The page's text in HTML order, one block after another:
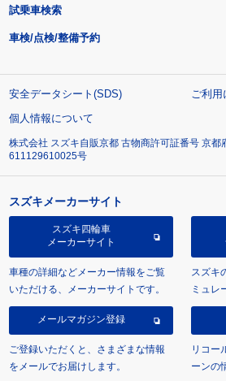
試乗車検索
車検/点検/整備予約
安全データシート(SDS)
ご利用
個人情報について
株式会社 スズキ自販京都 古物商許可証番号 京都
611129610025号
スズキメーカーサイト
スズキ四輪車
メーカーサイト
車種の詳細などメーカー情報をご覧
いただける、メーカーサイトです。
スズキ
ミュレ
メールマガジン登録
ご登録いただくと、さまざまな情報
をメールでお届けします。
リコー
ーンの